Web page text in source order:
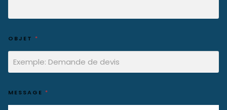
OBJET *
MESSAGE *